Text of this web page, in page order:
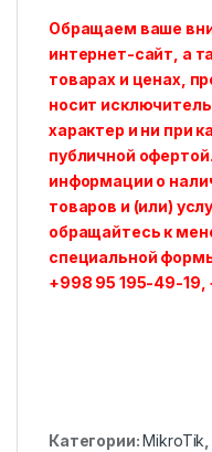
Обращаем ваше
интернет-сайт, а
товарах и ценах,
носит
характер и ни при
публичной
информации о
товаров и (или)
обращайтесь к
специальной
+998 95 195-49-19,
Категории: MikroTik